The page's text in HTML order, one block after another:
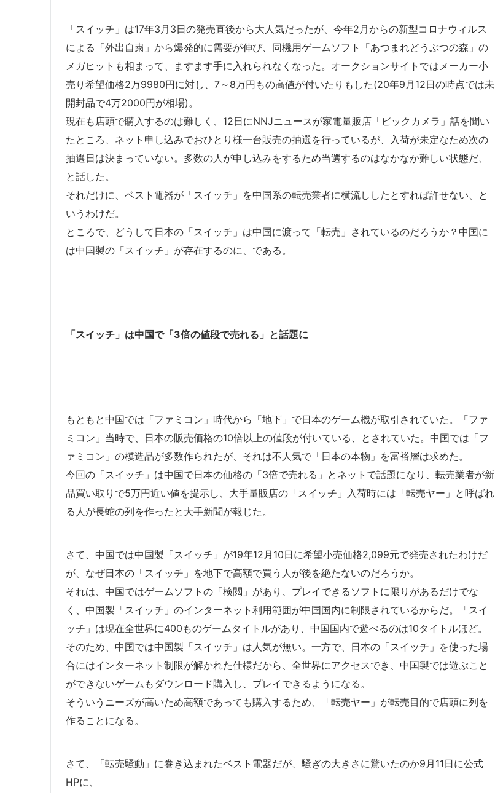
「スイッチ」は17年3月3日の発売直後から大人気だったが、今年2月からの新型コロナウィルス
による「外出自粛」から爆発的に需要が伸び、同機用ゲームソフト「あつまれどうぶつの森」の
メガヒットも相まって、ますます手に入れられなくなった。オークションサイトではメーカー小
売り希望価格2万9980円に対し、7～8万円もの高値が付いたりもした(20年9月12日の時点では未
開封品で4万2000円が相場)。
現在も店頭で購入するのは難しく、12日にNNJニュースが家電量販店「ビックカメラ」話を聞い
たところ、ネット申し込みでおひとり様一台販売の抽選を行っているが、入荷が未定なため次の
抽選日は決まっていない。多数の人が申し込みをするため当選するのはなかなか難しい状態だ、
と話した。
それだけに、ベスト電器が「スイッチ」を中国系の転売業者に横流ししたとすれば許せない、と
いうわけだ。
ところで、どうして日本の「スイッチ」は中国に渡って「転売」されているのだろうか？中国に
は中国製の「スイッチ」が存在するのに、である。
「スイッチ」は中国で「3倍の値段で売れる」と話題に
もともと中国では「ファミコン」時代から「地下」で日本のゲーム機が取引されていた。「ファ
ミコン」当時で、日本の販売価格の10倍以上の値段が付いている、とされていた。中国では「フ
ァミコン」の模造品が多数作られたが、それは不人気で「日本の本物」を富裕層は求めた。
今回の「スイッチ」は中国で日本の価格の「3倍で売れる」とネットで話題になり、転売業者が新
品買い取りで5万円近い値を提示し、大手量販店の「スイッチ」入荷時には「転売ヤー」と呼ばれ
る人が長蛇の列を作ったと大手新聞が報じた。
さて、中国では中国製「スイッチ」が19年12月10日に希望小売価格2,099元で発売されたわけだ
が、なぜ日本の「スイッチ」を地下で高額で買う人が後を絶たないのだろうか。
それは、中国ではゲームソフトの「検閲」があり、プレイできるソフトに限りがあるだけでな
く、中国製「スイッチ」のインターネット利用範囲が中国国内に制限されているからだ。「スイ
ッチ」は現在全世界に400ものゲームタイトルがあり、中国国内で遊べるのは10タイトルほど。
そのため、中国では中国製「スイッチ」は人気が無い。一方で、日本の「スイッチ」を使った場
合にはインターネット制限が解かれた仕様だから、全世界にアクセスでき、中国製では遊ぶこと
ができないゲームもダウンロード購入し、プレイできるようになる。
そういうニーズが高いため高額であっても購入するため、「転売ヤー」が転売目的で店頭に列を
作ることになる。
さて、「転売騒動」に巻き込まれたベスト電器だが、騒ぎの大きさに驚いたのか9月11日に公式
HPに、